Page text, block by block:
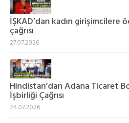
İŞKAD’dan kadın girişimcilere
çağrısı
27.07.2026
Hindistan’dan Adana Ticaret
İşbirliği Çağrısı
24.07.2026